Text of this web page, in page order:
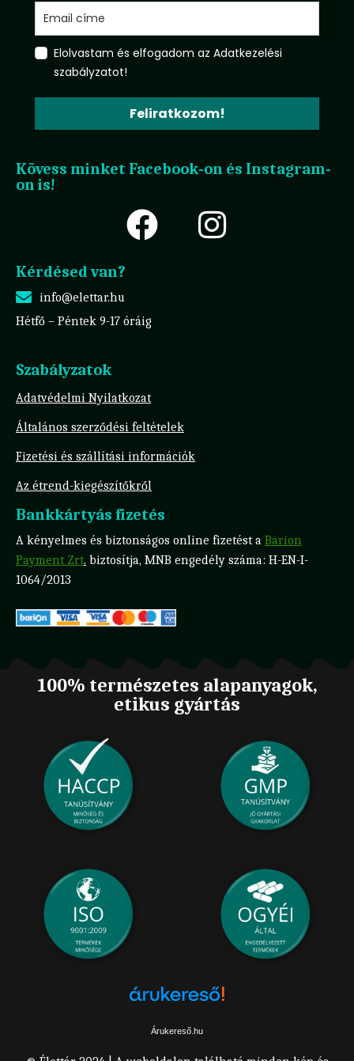
Elolvastam és elfogadom az Adatkezelési
szabályzatot!
Feliratkozom!
Kövess minket Facebook-on és Instagram-
on is!
Kérdésed van?
info@elettar.hu
Hétfő – Péntek 9-17 óráig
Szabályzatok
Adatvédelmi Nyilatkozat
Általános szerződési feltételek
Fizetési és szállítási információk
Az étrend-kiegészítőkről
Bankkártyás fizetés
A kényelmes és biztonságos online fizetést a Barion
Payment Zrt. biztosítja, MNB engedély száma: H-EN-I-
1064/2013
100% természetes alapanyagok,
etikus gyártás
Árukereső.hu